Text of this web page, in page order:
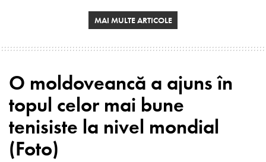
MAI MULTE ARTICOLE
O moldoveancă a ajuns în
topul celor mai bune
tenisiste la nivel mondial
(Foto)